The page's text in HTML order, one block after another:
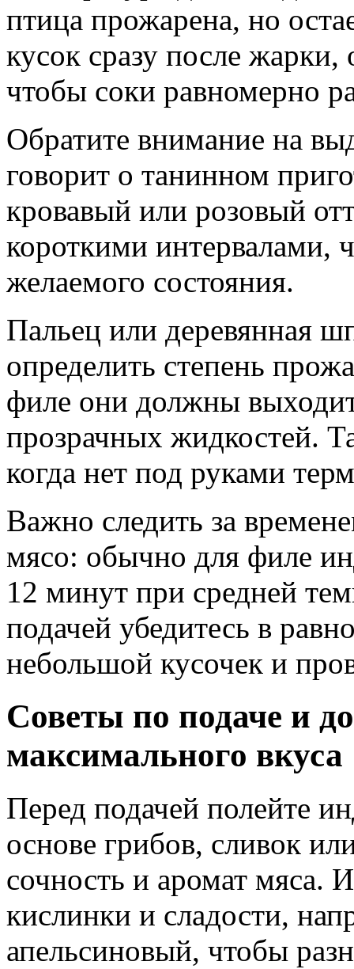
птица прожарена, но
кусок сразу после
чтобы соки равномерно
Обратите внимание на
говорит о танинном
кровавый или розовый
короткими интервалами,
желаемого состояния.
Пальец или деревянная
определить степень
филе они должны
прозрачных жидкостей.
когда нет под руками
Важно следить за
мясо: обычно для филе
12 минут при средней
подачей убедитесь в
небольшой кусочек и
Советы по подаче и
максимального вкуса
Перед подачей полейте
основе грибов, сливок
сочность и аромат мяса.
кислинки и сладости,
апельсиновый, чтобы